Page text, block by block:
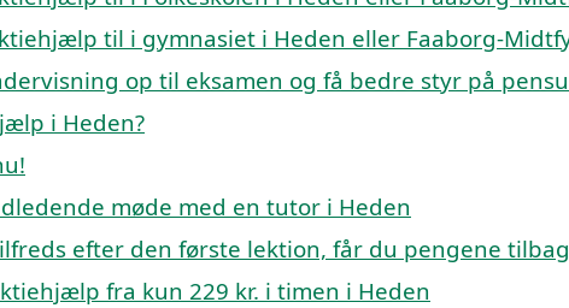
til i gymnasiet i Heden eller Faaborg-
op til eksamen og få bedre styr på
i Heden?
møde med en tutor i Heden
efter den første lektion, får du pengene
fra kun 229 kr. i timen i Heden